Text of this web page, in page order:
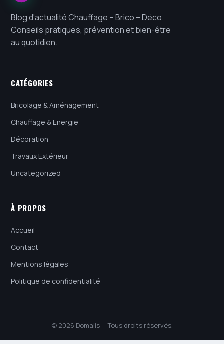
Blog d'actualité Chauffage – Brico – Déco.
Conseils pratiques, prévention et bien-être
au quotidien.
CATÉGORIES
Bricolage & Aménagement
Chauffage & Energie
Décoration
Travaux Extérieur
Uncategorized
À PROPOS
Accueil
Contact
Mentions légales
Politique de confidentialité
© 2026 Domalis — Tous droits réservés.